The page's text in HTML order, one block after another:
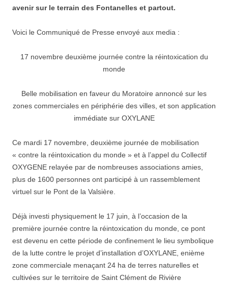
avenir sur le terrain des Fontanelles et partout.
Voici le Communiqué de Presse envoyé aux media :
17 novembre deuxième journée contre la réintoxication du
monde
Belle mobilisation en faveur du Moratoire annoncé sur les
zones commerciales en périphérie des villes, et son application
immédiate sur OXYLANE
Ce mardi 17 novembre, deuxième journée de mobilisation
« contre la réintoxication du monde » et à l’appel du Collectif
OXYGENE relayée par de nombreuses associations amies,
plus de 1600 personnes ont participé à un rassemblement
virtuel sur le Pont de la Valsière.
Déjà investi physiquement le 17 juin, à l’occasion de la
première journée contre la réintoxication du monde, ce pont
est devenu en cette période de confinement le lieu symbolique
de la lutte contre le projet d’installation d’OXYLANE, enième
zone commerciale menaçant 24 ha de terres naturelles et
cultivées sur le territoire de Saint Clément de Rivière